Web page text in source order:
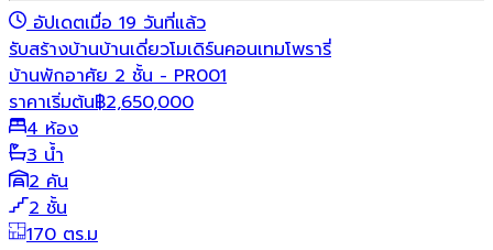
อัปเดตเมื่อ 19 วันที่แล้ว
รับสร้างบ้านบ้านเดี่ยวโมเดิร์นคอนเทมโพรารี่
บ้านพักอาศัย 2 ชั้น - PR001
ราคาเริ่มต้น฿2,650,000
4 ห้อง
3 น้ำ
2 คัน
2 ชั้น
170 ตร.ม